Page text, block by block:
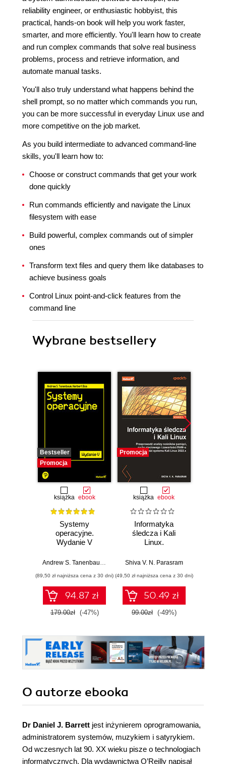
reliability engineer, or enthusiastic hobbyist, this
practical, hands-on book will help you work faster,
smarter, and more efficiently. You'll learn how to create
and run complex commands that solve real business
problems, process and retrieve information, and
automate manual tasks.
You'll also truly understand what happens behind the
shell prompt, so no matter which commands you run,
you can be more successful in everyday Linux use and
more competitive on the job market.
As you build intermediate to advanced command-line
skills, you'll learn how to:
Choose or construct commands that get your work
done quickly
Run commands efficiently and navigate the Linux
filesystem with ease
Build powerful, complex commands out of simpler
ones
Transform text files and query them like databases to
achieve business goals
Control Linux point-and-click features from the
command line
Wybrane bestsellery
Bestseller
Promocja
książka ebook
Systemy
operacyjne.
Wydanie V
Andrew S. Tanenbaum, Herbert Bos
(89,50 zł najniższa cena z 30 dni)
94.87 zł
179.00zł (-47%)
Promocja
książka ebook
Informatyka
śledcza i Kali
Linux.
analizy nośników
sieciowego i
zawartości RAM-u
za pomocą
narzędzi systemu
Kali Linux 2022.x.
Shiva V. N. Parasram
(49,50 zł najniższa cena z 30 dni)
50.49 zł
99.00zł (-49%)
O autorze ebooka
Dr Daniel J. Barrett jest inżynierem oprogramowania,
administratorem systemów, muzykiem i satyrykiem.
Od wczesnych lat 90. XX wieku pisze o technologiach
informatycznych. Dla wydawnictwa O’Reilly napisał